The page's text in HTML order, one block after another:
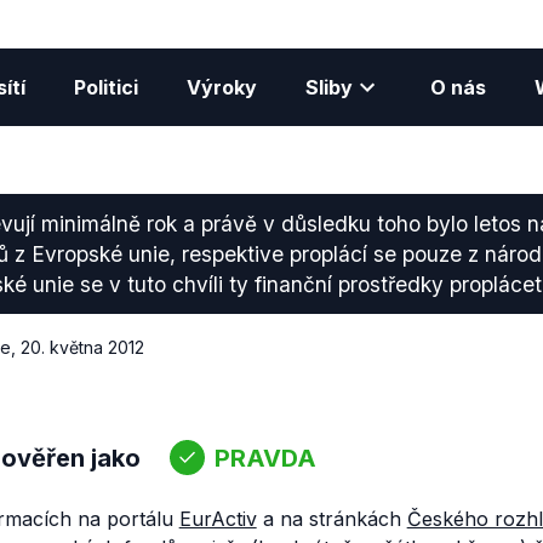
Politici Výroky Sliby O nás
minimálně rok a právě v důsledku toho bylo letos
z Evropské unie, respektive proplácí se pouze z
unie se v tuto chvíli ty finanční prostředky
20. května 2012
jako PRAVDA
na portálu EurActiva na stránkách Českého